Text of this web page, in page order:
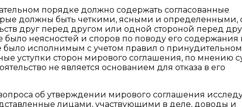
порядке должно содержать согласованные
должны быть четкими, ясными и определенными,
друг перед другом или одной стороной перед
было неясностей и споров по поводу его содержания
исполнимым с учетом правил о принудительном
уступки сторон мирового соглашения, по мнению
не является основанием для отказа в его
об утверждении мирового соглашения
лицами, участвующими в деле, доводы и